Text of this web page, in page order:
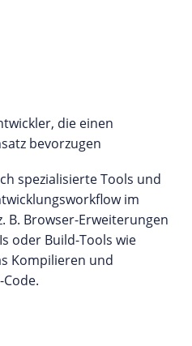
die einen
bevorzugen
spezialisierte Tools und
im
B. Browser-Erweiterungen
oder Build-Tools wie
Kompilieren und